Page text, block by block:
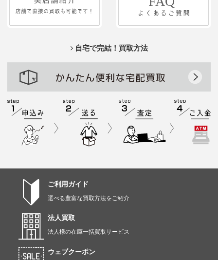
自宅で完結！買取方法
ご利用ガイド
選べる豊富な買取方法をご紹介
法人買取
法人様の在庫一括買取サービス
ウェブクーポン